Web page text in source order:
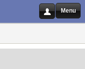
Menu